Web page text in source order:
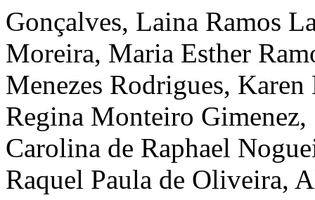
Gonçalves, Laina Ramos
Moreira, Maria Esther
Menezes Rodrigues,
Regina Monteiro
Carolina de Raphael
Raquel Paula de Oliveira,